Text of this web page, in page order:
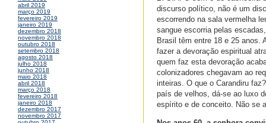
abril 2019
março 2019
fevereiro 2019
janeiro 2019
dezembro 2018
novembro 2018
outubro 2018
setembro 2018
agosto 2018
julho 2018
junho 2018
maio 2018
abril 2018
março 2018
fevereiro 2018
janeiro 2018
dezembro 2017
novembro 2017
discurso político, não é um
escorrendo na sala vermelha
sangue escorria pelas
Brasil têm entre 18 e 25 anos.
fazer a devoração espiritual
quem faz esta devoração
colonizadores chegavam ao
inteiras. O que o Carandiru
país de velhos, dá-se ao luxo
espírito e de conceito. Não se